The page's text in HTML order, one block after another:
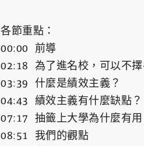
各節重點：
00:00​ 前導
02:18​ 為了進名校，可以不擇
03:39​ 什麼是績效主義？
04:43​ 績效主義有什麼缺點？
07:17​ 抽籤上大學為什麼有用
08:51​ 我們的觀點